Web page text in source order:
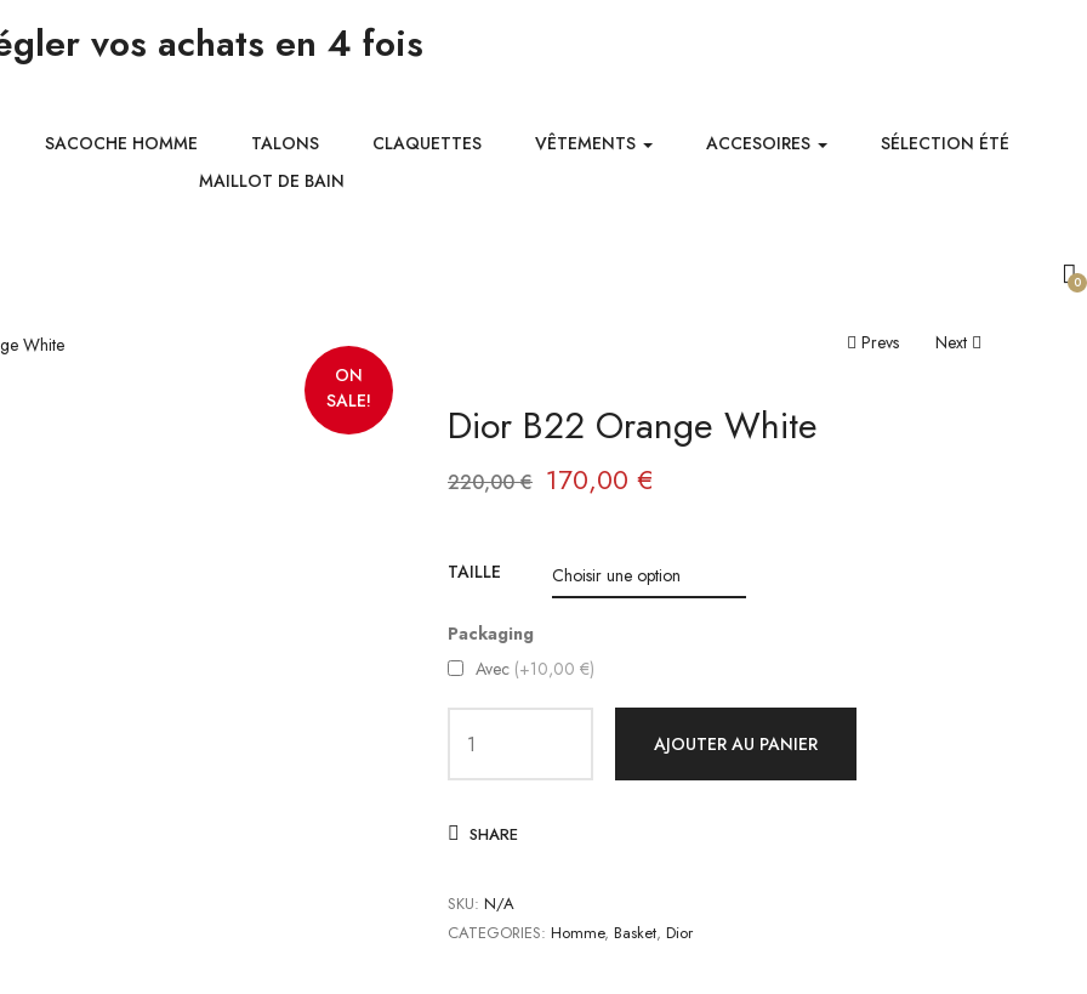
vos achats en 4 fois
SACOCHE HOMME TALONS CLAQUETTES VÊTEMENTS ACCESOIRES
SÉLECTION ÉTÉ
MAILLOT DE BAIN
0
ON
SALE!
Navigation
Prevs Next
Dior B22 Orange White
220,00€ Le
initial
220,00 €.
170,00 €Le
actuel
TAILLE
Packaging
Avec (+10,00 €)
quantité
de
B22
White
AJOUTER AU PANIER
SHARE
SKU: N/A
CATEGORIES: Homme, Basket, Dior